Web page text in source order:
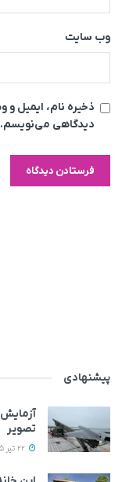
وب‌ سایت
ذخیره نام، ایمیل و
دیدگاهی می‌نویسم.
پیشنهادی
آزمایش
تصویر